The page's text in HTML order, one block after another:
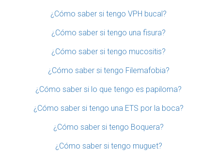
¿Cómo saber si tengo VPH bucal?
¿Cómo saber si tengo una fisura?
¿Cómo saber si tengo mucositis?
¿Cómo saber si tengo Filemafobia?
¿Cómo saber si lo que tengo es papiloma?
¿Cómo saber si tengo una ETS por la boca?
¿Cómo saber si tengo Boquera?
¿Cómo saber si tengo muguet?